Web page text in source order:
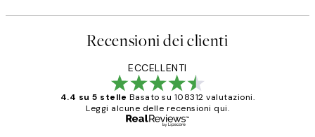
Recensioni dei clienti
ECCELLENTI
4.4 su 5 stelle Basato su 108312 valutazioni.
Leggi alcune delle recensioni qui.